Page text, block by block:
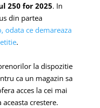
250 for 2025. In
din partea
odata ce demareaza
.
la dispozitie
ca un magazin sa
acces la cei mai
crestere.